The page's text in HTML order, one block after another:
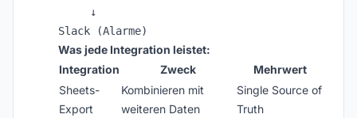
     ↓
Was jede Integration leistet:
Integration
Zweck
Mehrwert
Sheets-
Export
Kombinieren mit
weiteren Daten
Single Source of
Truth